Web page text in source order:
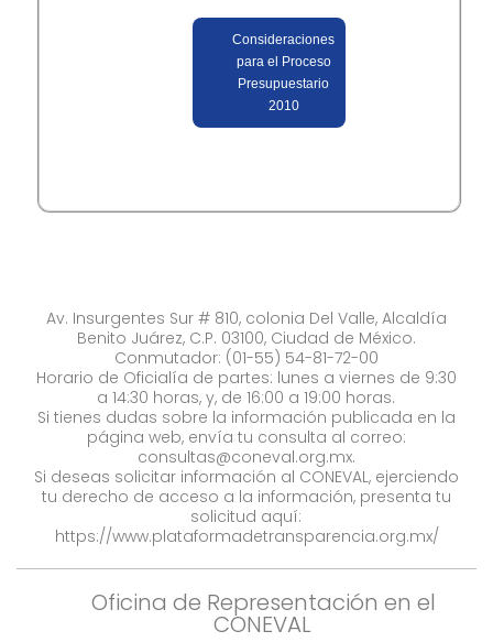
Consideraciones
para el Proceso
Presupuestario
2010
Av. Insurgentes Sur # 810, colonia Del Valle, Alcaldía
Benito Juárez, C.P. 03100, Ciudad de México.
Conmutador: (01-55) 54-81-72-00
Horario de Oficialía de partes: lunes a viernes de 9:30
a 14:30 horas, y, de 16:00 a 19:00 horas.
Si tienes dudas sobre la información publicada en la
página web, envía tu consulta al correo:
consultas@coneval.org.mx.
Si deseas solicitar información al CONEVAL, ejerciendo
tu derecho de acceso a la información, presenta tu
solicitud aquí:
https://www.plataformadetransparencia.org.mx/
Oficina de Representación en el
CONEVAL